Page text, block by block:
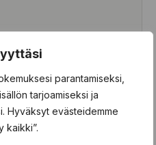
parantamiseksi,
tarjoamiseksi ja
Hyväksyt evästeidemme
kaikki”.